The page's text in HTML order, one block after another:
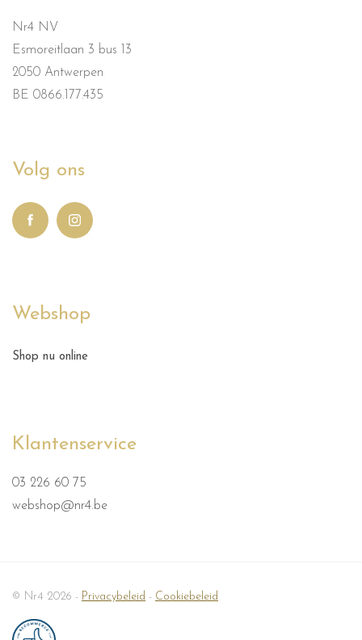
Nr4 NV
Esmoreitlaan 3 bus 13
2050 Antwerpen
BE 0866.177.435
Volg ons
Webshop
Shop nu online
Klantenservice
03 226 60 75
webshop@nr4.be
© Nr4 2026 - Privacybeleid - Cookiebeleid